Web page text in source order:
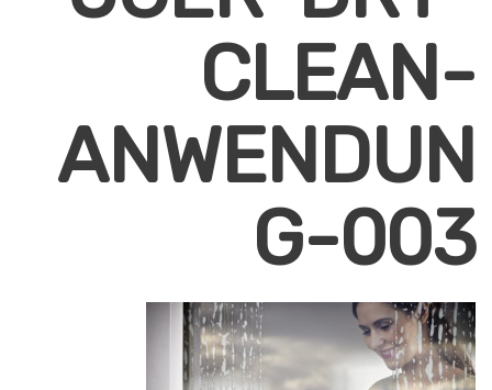
CLEAN-
ANWENDUN
G-003